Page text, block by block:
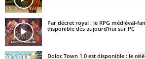
Par décret royal : le RPG médiéval-
disponible dès aujourd’hui sur PC
Doloc Town 1.0 est disponible : le